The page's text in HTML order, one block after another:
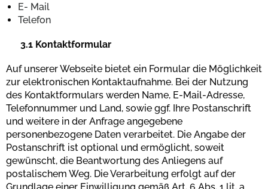
E- Mail
Telefon
3.1 Kontaktformular
Auf unserer Webseite bietet ein Formular die Möglichkeit
zur elektronischen Kontaktaufnahme. Bei der Nutzung
des Kontaktformulars werden Name, E-Mail-Adresse,
Telefonnummer und Land, sowie ggf. Ihre Postanschrift
und weitere in der Anfrage angegebene
personenbezogene Daten verarbeitet. Die Angabe der
Postanschrift ist optional und ermöglicht, soweit
gewünscht, die Beantwortung des Anliegens auf
postalischem Weg. Die Verarbeitung erfolgt auf der